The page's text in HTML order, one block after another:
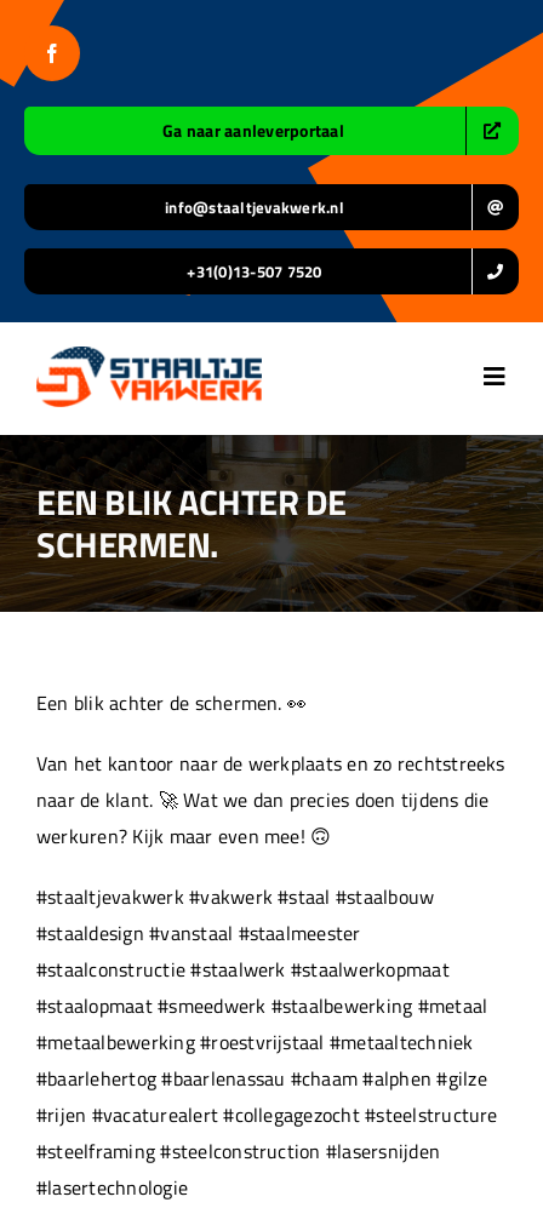
inhoud
Ga naar aanleverportaal
info@staaltjevakwerk.nl
+31(0)13-507 7520
Home
Over ons
Werken bij
EEN BLIK ACHTER DE
SCHERMEN.
Een blik achter de schermen. 👀
Van het kantoor naar de werkplaats en zo rechtstreeks
naar de klant. 🚀 Wat we dan precies doen tijdens die
werkuren? Kijk maar even mee! 🙃
#staaltjevakwerk #vakwerk #staal #staalbouw
#staaldesign #vanstaal #staalmeester
#staalconstructie #staalwerk #staalwerkopmaat
#staalopmaat #smeedwerk #staalbewerking #metaal
#metaalbewerking #roestvrijstaal #metaaltechniek
#baarlehertog #baarlenassau #chaam #alphen #gilze
#rijen #vacaturealert #collegagezocht #steelstructure
#steelframing #steelconstruction #lasersnijden
#lasertechnologie